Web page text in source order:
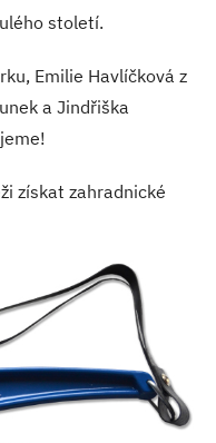
století.
Emilie Havlíčková z
a Jindřiška
získat zahradnické